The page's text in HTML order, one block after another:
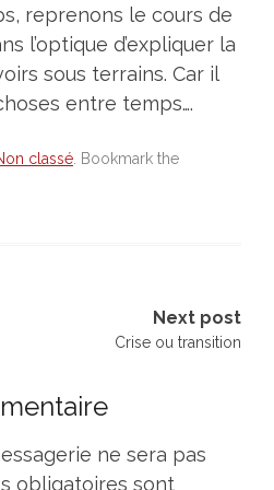
reprenons le cours de
l’optique d’expliquer la
sous terrains. Car il
entre temps….
classé . Bookmark the
Next post
Crise ou transition
ne sera pas
obligatoires sont